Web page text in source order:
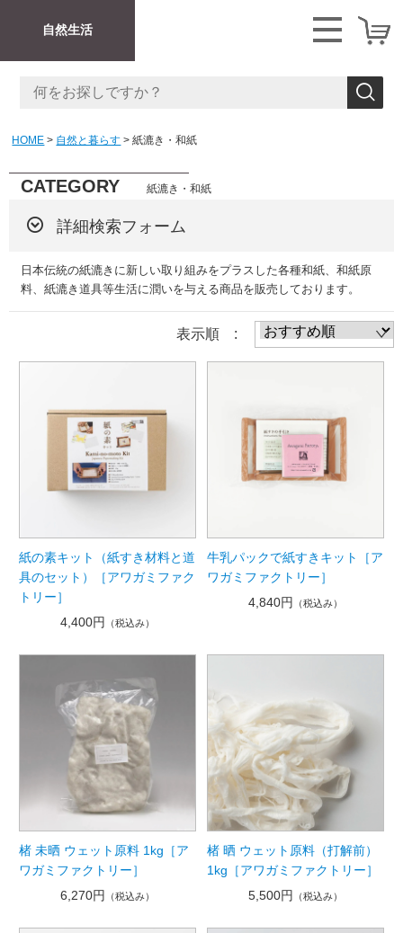
自然生活
HOME 自然と暮らす 紙漉き・和紙
CATEGORY 紙漉き・和紙
詳細検索フォーム
日本伝統の紙漉きに新しい取り組みをプラスした各種和紙、和紙原
料、紙漉き道具等生活に潤いを与える商品を販売しております。
表示順 :
紙の素キット（紙すき材料と道
具のセット）［アワガミファク
トリー］
4,400円
（税込み）
牛乳パックで紙すきキット［ア
ワガミファクトリー］
4,840円
（税込み）
楮 未晒 ウェット原料 1kg［ア
ワガミファクトリー］
6,270円
（税込み）
楮 晒 ウェット原料（打解前）
1kg［アワガミファクトリー］
5,500円
（税込み）